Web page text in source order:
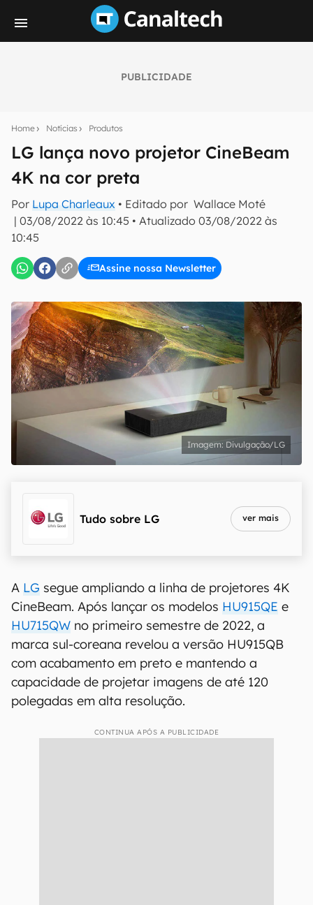
PUBLICIDADE
Home Notícias Produtos
LG lança novo projetor CineBeam
4K na cor preta
Por Lupa Charleaux • Editado por Wallace Moté
| 03/08/2022 às 10:45 • Atualizado 03/08/2022 às
10:45
Assine nossa Newsletter
notícias e reviews sobre tecnologia em primeira
mão.
E-mail
Confirmo que li, aceito e concordo com os
Divulgação/LG
Tudo sobre LG ver mais
A LG segue ampliando a linha de projetores 4K
CineBeam. Após lançar os modelos HU915QE e
HU715QW no primeiro semestre de 2022, a
marca sul-coreana revelou a versão HU915QB
com acabamento em preto e mantendo a
capacidade de projetar imagens de até 120
polegadas em alta resolução.
CONTINUA APÓS A PUBLICIDADE